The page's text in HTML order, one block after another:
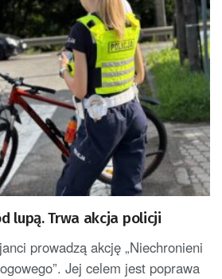
lupą. Trwa akcja policji
prowadzą akcję „Niechronieni
Jej celem jest poprawa